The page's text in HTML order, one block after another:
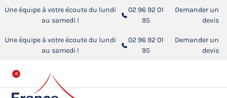
Une équipe à votre écoute du lundi
au samedi !
02 96 92 01
95
Demander un
devis
Une équipe à votre écoute du lundi
au samedi !
02 96 92 01
95
Demander un
devis
0